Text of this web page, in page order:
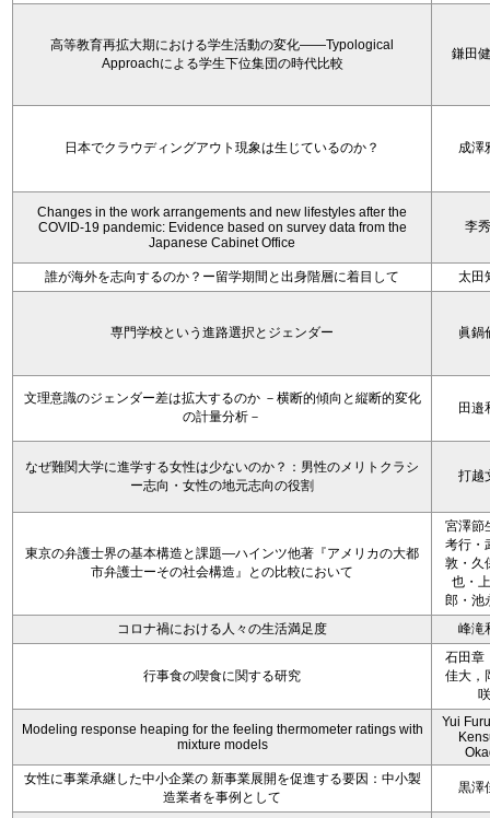
高等教育再拡大期における学生活動の変化——Typological
Approachによる学生下位集団の時代比較
鎌田
日本でクラウディングアウト現象は生じているのか？ 成澤
Changes in the work arrangements and new lifestyles after the
COVID-19 pandemic: Evidence based on survey data from the
Japanese Cabinet Office
李
誰が海外を志向するのか？ー留学期間と出身階層に着目して 太田
専門学校という進路選択とジェンダー 眞鍋
文理意識のジェンダー差は拡大するのか －横断的傾向と縦断的変化
の計量分析－
田邉
なぜ難関大学に進学する女性は少ないのか？：男性のメリトクラシ
ー志向・女性の地元志向の役割
打越
東京の弁護士界の基本構造と課題―ハインツ他著『アメリカの大都
市弁護士ーその社会構造』との比較において
宮澤節
考行・
敦・久
也・
郎・池
コロナ禍における人々の生活満足度
峰滝
行事食の喫食に関する研究
石田章
佳大，
咲
Modeling response heaping for the feeling thermometer ratings with
mixture models
Yui
女性に事業承継した中小企業の 新事業展開を促進する要因：中小製
造業者を事例として
黒澤